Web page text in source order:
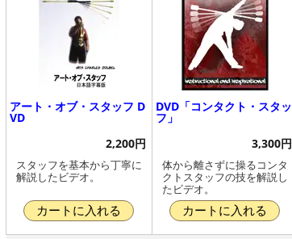
アート・オブ・スタッフ D
VD
2,200円
スタッフを基本から丁寧に
解説したビデオ。
カートに入れる
DVD「コンタクト・スタッ
フ」
3,300円
体から離さずに操るコンタ
クトスタッフの技を解説し
たビデオ。
カートに入れる